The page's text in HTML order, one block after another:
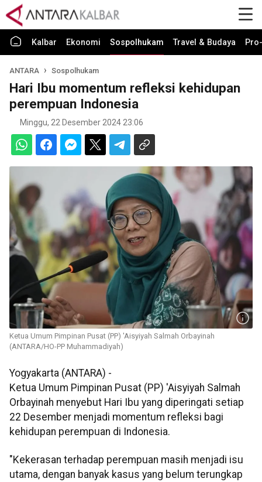
Kalbar Ekonomi Sospolhukam Travel & Budaya
ANTARA Sospolhukam
Hari Ibu momentum refleksi kehidupan
perempuan Indonesia
Minggu, 22 Desember 2024 23:06
Ketua Umum Pimpinan Pusat (PP) 'Aisyiyah Salmah Orbayinah
(ANTARA/HO-PP Muhammadiyah)
Yogyakarta (ANTARA) -
Ketua Umum Pimpinan Pusat (PP) 'Aisyiyah Salmah
Orbayinah menyebut Hari Ibu yang diperingati setiap
22 Desember menjadi momentum refleksi bagi
kehidupan perempuan di Indonesia.
"Kekerasan terhadap perempuan masih menjadi isu
utama, dengan banyak kasus yang belum terungkap